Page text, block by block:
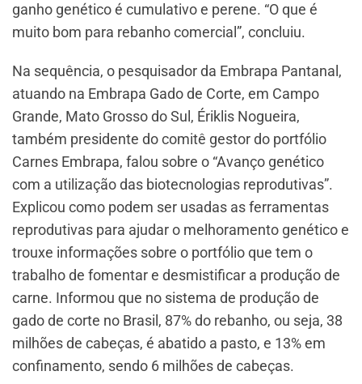
ganho genético é cumulativo e perene. “O que é
muito bom para rebanho comercial”, concluiu.
Na sequência, o pesquisador da Embrapa Pantanal,
atuando na Embrapa Gado de Corte, em Campo
Grande, Mato Grosso do Sul, Ériklis Nogueira,
também presidente do comitê gestor do portfólio
Carnes Embrapa, falou sobre o “Avanço genético
com a utilização das biotecnologias reprodutivas”.
Explicou como podem ser usadas as ferramentas
reprodutivas para ajudar o melhoramento genético e
trouxe informações sobre o portfólio que tem o
trabalho de fomentar e desmistificar a produção de
carne. Informou que no sistema de produção de
gado de corte no Brasil, 87% do rebanho, ou seja, 38
milhões de cabeças, é abatido a pasto, e 13% em
confinamento, sendo 6 milhões de cabeças.